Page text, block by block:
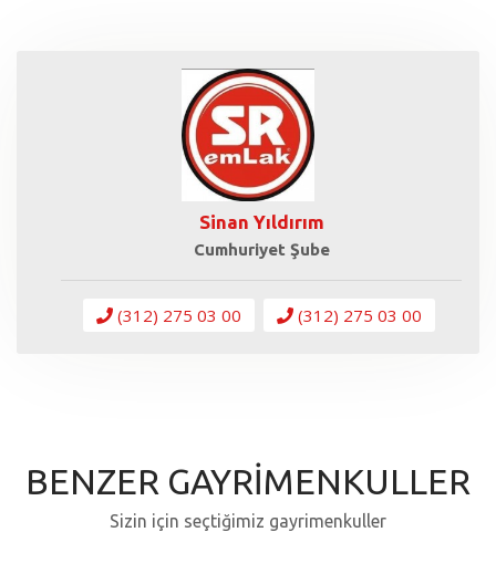
Sinan Yıldırım
Cumhuriyet Şube
(312) 275 03 00 (312) 275 03 00
BENZER GAYRİMENKULLER
Sizin için seçtiğimiz gayrimenkuller